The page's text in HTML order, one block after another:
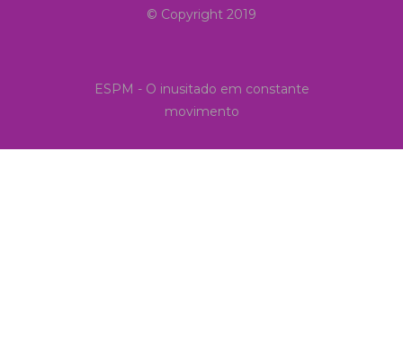
© Copyright 2019
ESPM - O inusitado em constante
movimento